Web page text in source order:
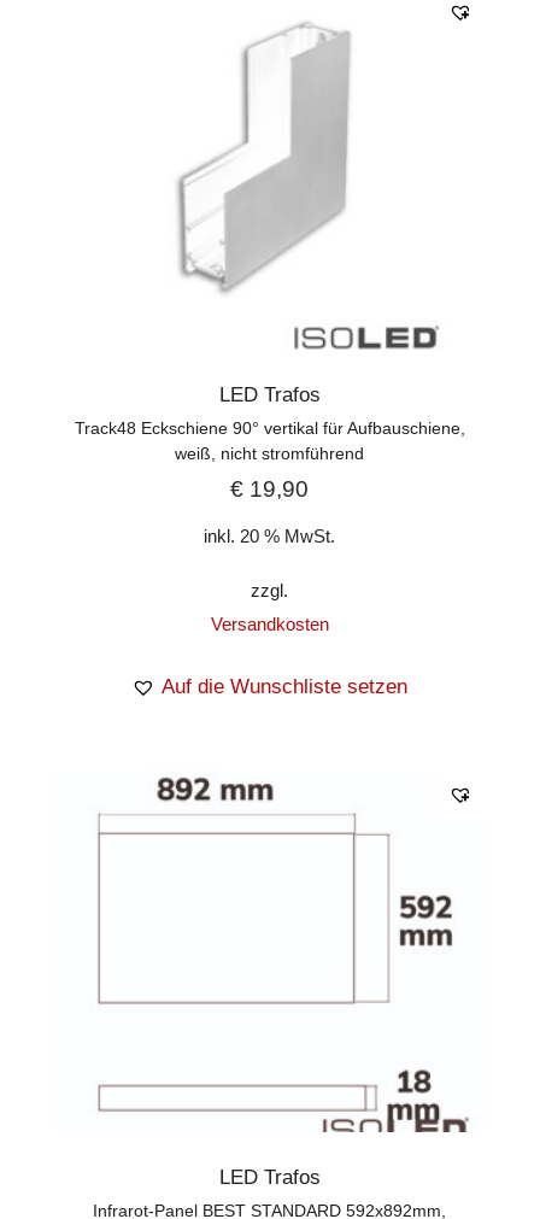
LED Trafos
Track48 Eckschiene 90° vertikal für Aufbauschiene,
weiß, nicht stromführend
€ 19,90
inkl. 20 % MwSt.
zzgl.
Versandkosten
Auf die Wunschliste setzen
LED Trafos
Infrarot-Panel BEST STANDARD 592x892mm,